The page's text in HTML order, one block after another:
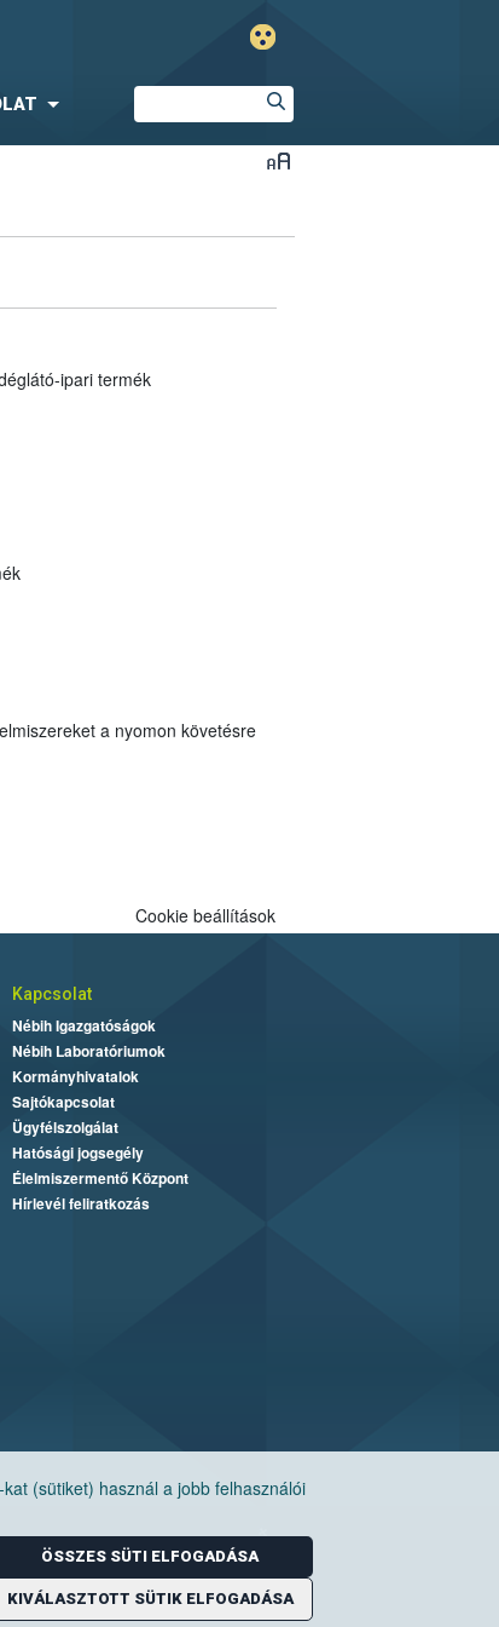
ipari termék
(sütiket) használ a jobb felhasználói
ÖSSZES SÜTI ELFOGADÁSA
KIVÁLASZTOTT SÜTIK ELFOGADÁSA
Cookie beállítások
Kapcsolat
Nébih Igazgatóságok
Nébih Laboratóriumok
Kormányhivatalok
Sajtókapcsolat
Ügyfélszolgálat
Hatósági jogsegély
Élelmiszermentő Központ
Hírlevél feliratkozás